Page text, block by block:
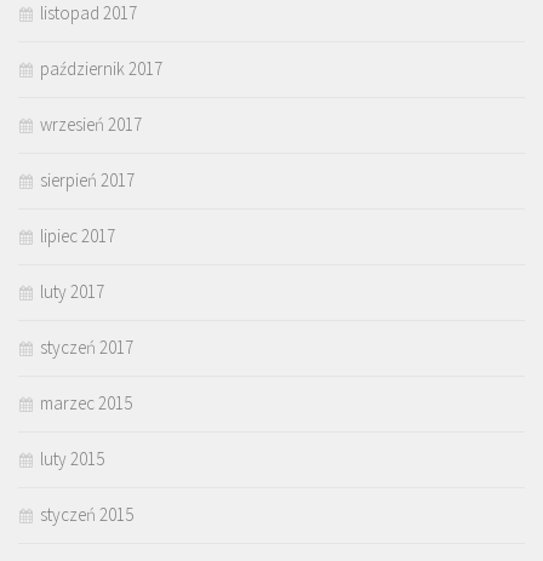
listopad 2017
październik 2017
wrzesień 2017
sierpień 2017
lipiec 2017
luty 2017
styczeń 2017
marzec 2015
luty 2015
styczeń 2015